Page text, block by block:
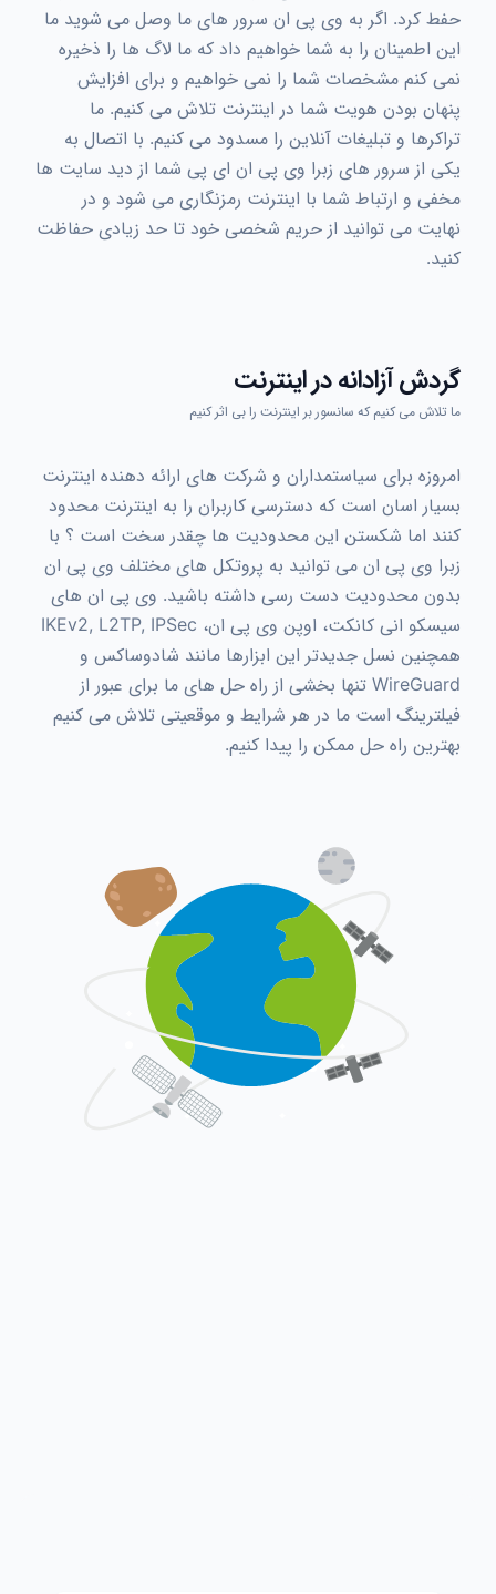
حفط کرد. اگر به وی پی ان سرور های ما وصل می شوید ما
این اطمینان را به شما خواهیم داد که ما لاگ ها را ذخیره
نمی کنم مشخصات شما را نمی خواهیم و برای افزایش
پنهان بودن هویت شما در اینترنت تلاش می کنیم. ما
تراکرها و تبلیغات آنلاین را مسدود می کنیم. با اتصال به
یکی از سرور های زبرا وی پی ان ای پی شما از دید سایت ها
مخفی و ارتباط شما با اینترنت رمزنگاری می شود و در
نهایت می توانید از حریم شخصی خود تا حد زیادی حفاظت
کنید.
گردش آزادانه در اینترنت
ما تلاش می کنیم که سانسور بر اینترنت را بی اثر کنیم
امروزه برای سیاستمداران و شرکت های ارائه دهنده اینترنت
بسیار اسان است که دسترسی کاربران را به اینترنت محدود
کنند اما شکستن این محدودیت ها چقدر سخت است ؟ با
زبرا وی پی ان می توانید به پروتکل های مختلف وی پی ان
بدون محدودیت دست رسی داشته باشید. وی پی ان های
سیسکو انی کانکت، اوپن وی پی ان، IKEv2, L2TP, IPSec
همچنین نسل جدیدتر این ابزارها مانند شادوساکس و
WireGuard تنها بخشی از راه حل های ما برای عبور از
فیلترینگ است ما در هر شرایط و موقعیتی تلاش می کنیم
بهترین راه حل ممکن را پیدا کنیم.